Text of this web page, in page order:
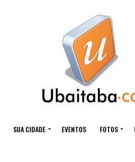
SUA CIDADE EVENTOS FOTOS